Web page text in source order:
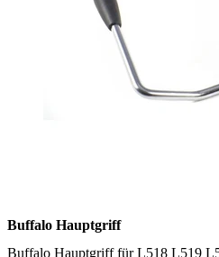
Buffalo Hauptgriff
Buffalo Hauptgriff für L518 L519